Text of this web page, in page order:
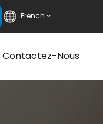
French
Contactez-Nous